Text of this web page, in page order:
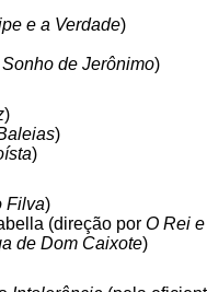
e a Verdade)
Sonho de Jerônimo)
)
)
)
Filva)
(direção por O Rei
de Dom Caixote)